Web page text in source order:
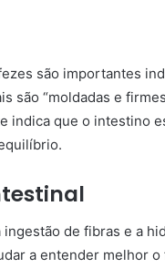
são importantes
são “moldadas e
indica que o intestino
de fibras e a
a entender melhor